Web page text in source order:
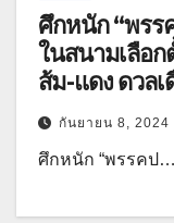
ศึกหนัก “พรร
ในสนามเลือ
ส้ม-แดง ดวลเ
กันยายน 8, 2024
ศึกหนัก “พรรคป…